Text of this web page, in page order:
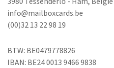
info@mailboxcards.be
(00)32 13 22 98 19
BTW: BE0479778826
IBAN: BE24 0013 9466 9838